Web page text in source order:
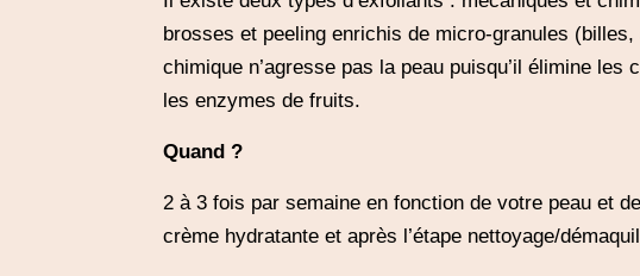
brosses et peeling enrichis de micro-granules
chimique n’agresse pas la peau puisqu’il élimine
les enzymes de fruits.
Quand ?
2 à 3 fois par semaine en fonction de votre peau et
crème hydratante et après l’étape nettoyage/